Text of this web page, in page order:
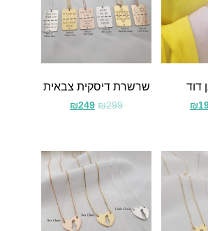
דוד
₪
שרשרת דיסקית צבאית
₪299
₪249